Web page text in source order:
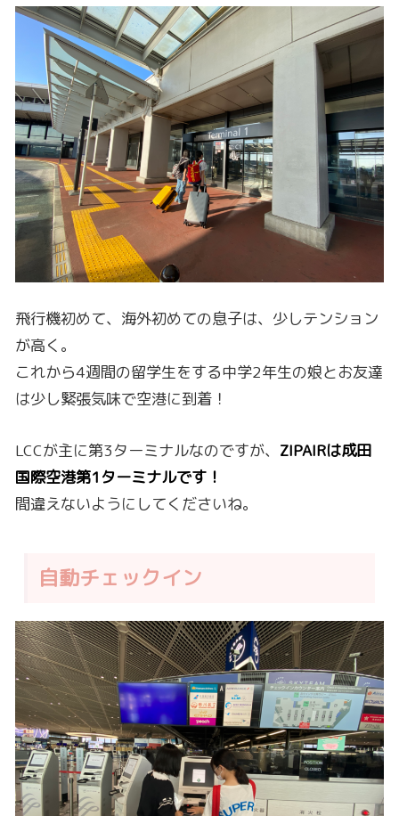
飛行機初めて、海外初めての息子は、少しテンション
が高く。
これから4週間の留学生をする中学2年生の娘とお友達
は少し緊張気味で空港に到着！
LCCが主に第3ターミナルなのですが、 ZIPAIRは成田
国際空港第1ターミナルです！
間違えないようにしてくださいね。
自動チェックイン